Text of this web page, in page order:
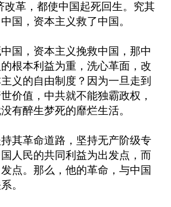
改革，都使中国起死回生。究其
国，资本主义救了中国。
国，资本主义挽救中国，那中
根本利益为重，洗心革面，改
义的自由制度？因为一旦走到
价值，中共就不能独霸政权，
有醉生梦死的靡烂生活。
其革命道路，坚持无产阶级专
人民的共同利益为出发点，而
点。那么，他的革命，与中国
。